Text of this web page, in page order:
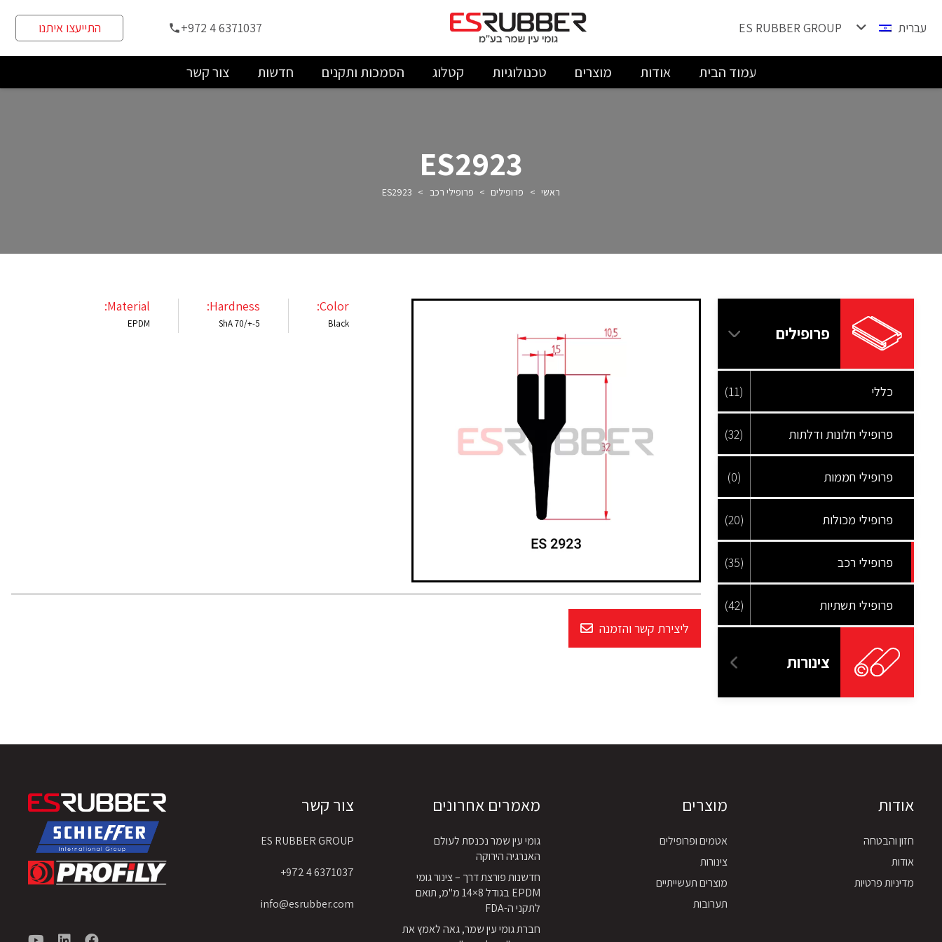
התייעצו איתנו phone+972 4 6371037 ES RUBBER GROUP עברית
עמוד הבית אודות מוצרים טכנולוגיות קטלוג הסמכות ותקנים חדשות צור קשר
ES2923
ראשי > פרופילים > פרופילי רכב >
ES2923
פרופילים
כללי (11)
פרופילי חלונות ודלתות (32)
פרופילי חממות (0)
פרופילי מכולות (20)
פרופילי רכב (35)
פרופילי תשתיות (42)
צינורות
Color:
Black
Hardness:
ShA 70/+-5
Material:
EPDM
ליצירת קשר והזמנה
אודות
חזון והבטחה
אודות
מדיניות פרטיות
מוצרים
אטמים ופרופילים
צינורות
מוצרים תעשייתיים
תערובות
מאמרים אחרונים
גומי עין שמר נכנסת לעולם
האנרגיה הירוקה
חדשנות פורצת דרך – צינור גומי
EPDM בגודל 8×14 מ"מ, תואם
לתקני ה-FDA
חברת גומי עין שמר, גאה לאמץ את
צור קשר
ES RUBBER GROUP
6371037 4 972+
info@esrubber.com